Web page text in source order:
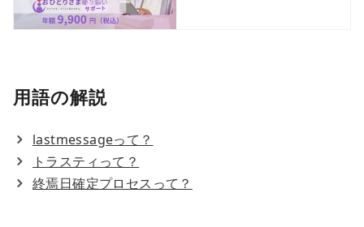
用語の解説
lastmessageって？
トラスティって？
終焉日確定プロセスって？